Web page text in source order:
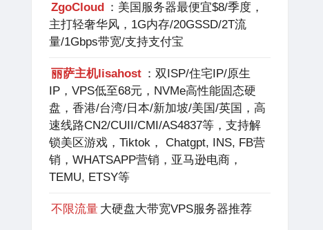
ZgoCloud ：美国服务器最便宜$8/季度，
主打轻奢华风，1G内存/20GSSD/2T流
量/1Gbps带宽/支持支付宝
丽萨主机lisahost ：双ISP/住宅IP/原生
IP，VPS低至68元，NVMe高性能固态硬
盘，香港/台湾/日本/新加坡/美国/英国，高
速线路CN2/CUII/CMI/AS4837等，支持解
锁美区游戏，Tiktok， Chatgpt, INS, FB营
销，WHATSAPP营销，亚马逊电商，
TEMU, ETSY等
不限流量 大硬盘大带宽VPS服务器推荐